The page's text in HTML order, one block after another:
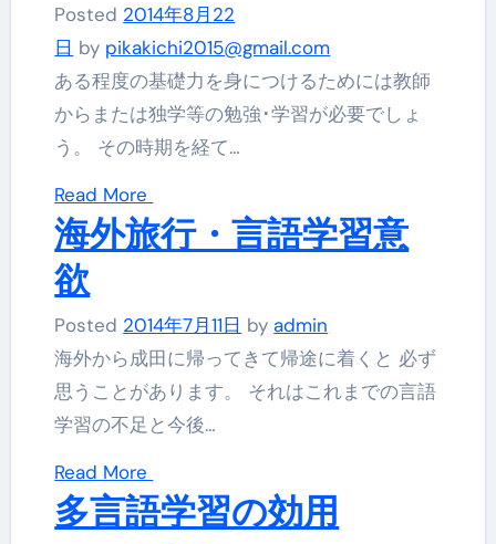
Posted 2014年8月22
日 by pikakichi2015@gmail.com
ある程度の基礎力を身につけるためには教師
からまたは独学等の勉強･学習が必要でしょ
う。 その時期を経て…
Read More
海外旅行・言語学習意
欲
Posted 2014年7月11日 byadmin
海外から成田に帰ってきて帰途に着くと 必ず
思うことがあります。 それはこれまでの言語
学習の不足と今後…
Read More
多言語学習の効用